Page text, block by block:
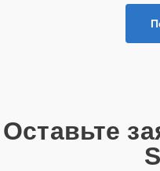
Оставьте